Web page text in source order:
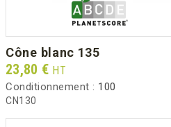
cône blanc 135
Prix
23,80 € HT
Conditionnement : 100
CN130